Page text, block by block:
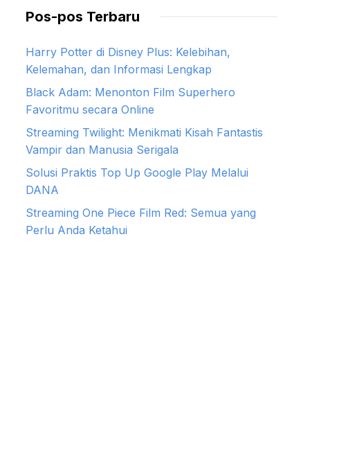
Pos-pos Terbaru
Harry Potter di Disney Plus: Kelebihan,
Kelemahan, dan Informasi Lengkap
Black Adam: Menonton Film Superhero
Favoritmu secara Online
Streaming Twilight: Menikmati Kisah Fantastis
Vampir dan Manusia Serigala
Solusi Praktis Top Up Google Play Melalui
DANA
Streaming One Piece Film Red: Semua yang
Perlu Anda Ketahui